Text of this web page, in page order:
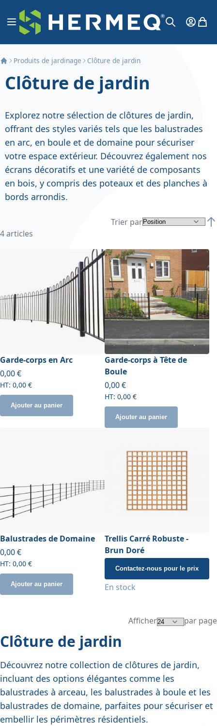
Aller au contenu
Affichage navigation
MonMon
Produits de jardinage Clôture de jardin
Clôture de jardin
Explorez notre sélection de clôtures de jardin,
offrant des styles variés tels que les balustrades
en arc, en boule et de domaine pour sécuriser
votre espace extérieur. Découvrez également nos
écrans décoratifs et une variété de composants
en bois, y compris des poteaux et des planches à
bords arrondis.
4articles
Trier par
Garde-corps en Arc
0,00 €
0,00 €
Ajouter au panier
Garde-corps à Tête de
Boule
0,00 €
0,00 €
Ajouter au panier
Balustrades de Domaine
0,00 €
0,00 €
Ajouter au panier
Trellis Carré Robuste -
Brun Doré
Contactez-nous pour le prix
En stock
Afficher par page
Clôture de jardin
Découvrez notre collection de clôtures de jardin,
incluant des options élégantes comme les
balustrades à arceau, les balustrades à boule et les
balustrades de domaine, parfaites pour sécuriser et
embellir les périmètres résidentiels.